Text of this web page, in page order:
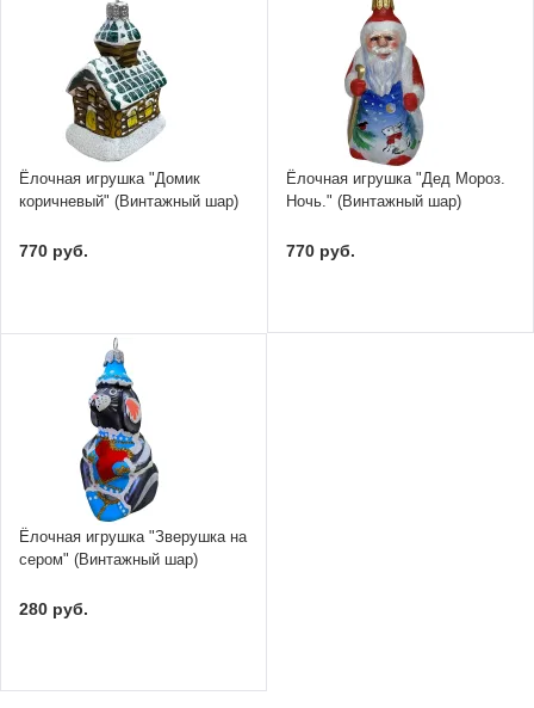
Ёлочная игрушка "Домик
коричневый" (Винтажный шар)
770 руб.
Ёлочная игрушка "Дед Мороз.
Ночь." (Винтажный шар)
770 руб.
Ёлочная игрушка "Зверушка на
сером" (Винтажный шар)
280 руб.